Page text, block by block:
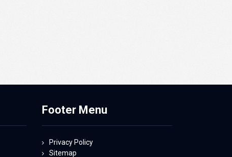
Footer Menu
Privacy Policy
Sitemap